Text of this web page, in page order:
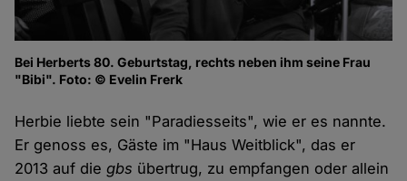
Bei Herberts 80. Geburtstag, rechts neben ihm seine Frau
"Bibi". Foto: © Evelin Frerk
Herbie liebte sein "Paradiesseits", wie er es nannte.
Er genoss es, Gäste im "Haus Weitblick", das er
2013 auf diegbs übertrug, zu empfangen oder allein